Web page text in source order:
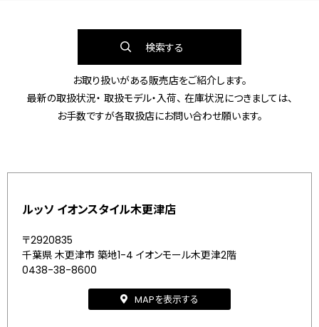
検索する
お取り扱いがある販売店をご紹介します。
最新の取扱状況・ 取扱モデル・入荷、 在庫状況につきましては、
お手数ですが各取扱店にお問い合わせ願います。
ルッソ イオンスタイル木更津店
〒2920835
千葉県 木更津市 築地1-4 イオンモール木更津2階
0438-38-8600
MAPを表示する